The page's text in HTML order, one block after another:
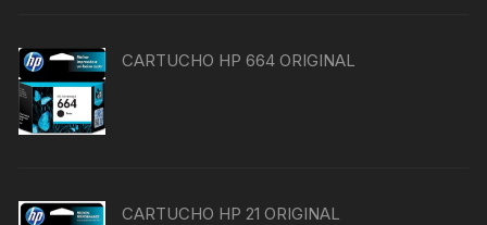
CARTUCHO HP 664 ORIGINAL
CARTUCHO HP 21 ORIGINAL